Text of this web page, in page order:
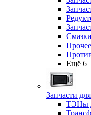
Прочее
Ещё 6
Запчасти
ТЭНы